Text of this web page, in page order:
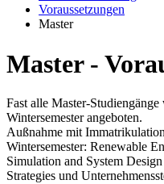
Voraussetzungen
Master
Mas­ter -
Fast alle Master-
Wintersemester angeboten.
Außnahme mit
Wintersemester: Renewable
Simulation and System
Strategies und